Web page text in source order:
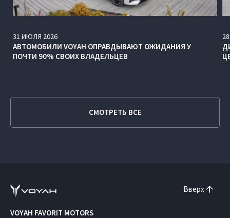
31 ИЮЛЯ 2026
АВТОМОБИЛИ VOYAH ОПРАВДЫВАЮТ ОЖИДАНИЯ У
ПОЧТИ 90% СВОИХ ВЛАДЕЛЬЦЕВ
28
СМОТРЕТЬ ВСЕ
Вверх
VOYAH FAVORIT MOTORS